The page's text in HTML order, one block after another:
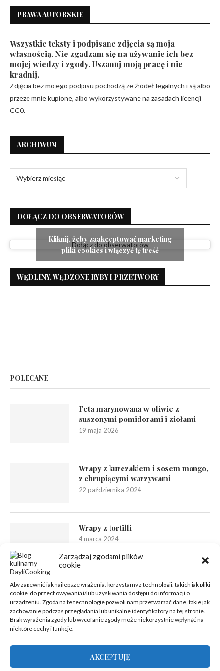
Zarządzaj zgodami plików
cookie
Aby zapewnić jak najlepsze wrażenia, korzystamy z technologii, takich jak pliki
cookie, do przechowywania i/lub uzyskiwania dostępu do informacji o
urządzeniu. Zgoda na te technologie pozwoli nam przetwarzać dane, takie jak
zachowanie podczas przeglądania lub unikalne identyfikatory na tej stronie.
Brak wyrażenia zgody lub wycofanie zgody może niekorzystnie wpłynąć na
niektóre cechy i funkcje.
AKCEPTUJĘ
PRAWA AUTORSKIE
Wszystkie teksty i podpisane zdjęcia są moja
własnością. Nie zgadzam się na używanie ich bez
mojej wiedzy i zgody. Uszanuj moją pracę i nie
kradnij.
Zdjęcia bez mojego podpisu pochodzą ze źródeł legalnych i są albo
przeze mnie kupione, albo wykorzystywane na zasadach licencji
CC0.
ARCHIWUM
DOŁĄCZ DO OBSERWATORÓW
Dołącz do obserwatorów
Kliknij, żeby zaakceptować marketing
pliki cookies i włączyć tę treść
WĘDLINY, WĘDZONE RYBY I PRZETWORY
POLECANE
Feta marynowana w oliwie z
suszonymi pomidorami i ziołami
19 maja 2026
Wrapy z kurczakiem i sosem mango,
z chrupiącymi warzywami
22 października 2024
Wrapy z tortilli
4 marca 2024